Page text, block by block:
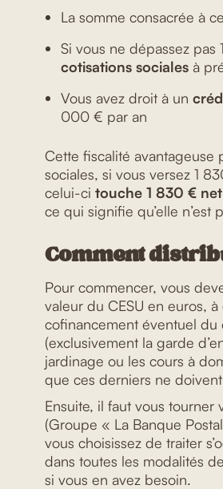
La somme consacrée à
Si vous ne dépassez pas
cotisations sociales à
Vous avez droit à un
000 € par an
Cette fiscalité avantageuse
sociales, si vous versez 1
celui-ci touche 1 830 € net
ce qui signifie qu’elle n’est
Comment
Pour commencer, vous
valeur du CESU en euros,
cofinancement éventuel du
(exclusivement la garde
jardinage ou les cours à
que ces derniers ne
Ensuite, il faut vous tourner
(Groupe « La Banque
vous choisissez de traiter
dans toutes les modalités
si vous en avez besoin.